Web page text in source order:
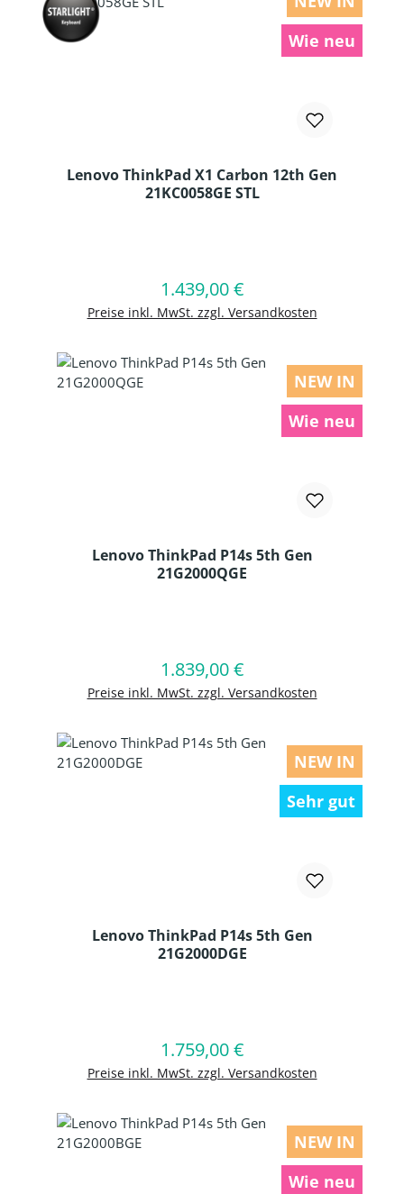
Wie neu
Lenovo ThinkPad X1 Carbon 12th Gen
21KC0058GE STL
Regulärer Preis:
1.439,00 €
Preise inkl. MwSt. zzgl. Versandkosten
In den Warenkorb
NEW IN
Wie neu
Lenovo ThinkPad P14s 5th Gen
21G2000QGE
Regulärer Preis:
1.839,00 €
Preise inkl. MwSt. zzgl. Versandkosten
In den Warenkorb
NEW IN
Sehr gut
Lenovo ThinkPad P14s 5th Gen
21G2000DGE
Regulärer Preis:
1.759,00 €
Preise inkl. MwSt. zzgl. Versandkosten
In den Warenkorb
NEW IN
Wie neu